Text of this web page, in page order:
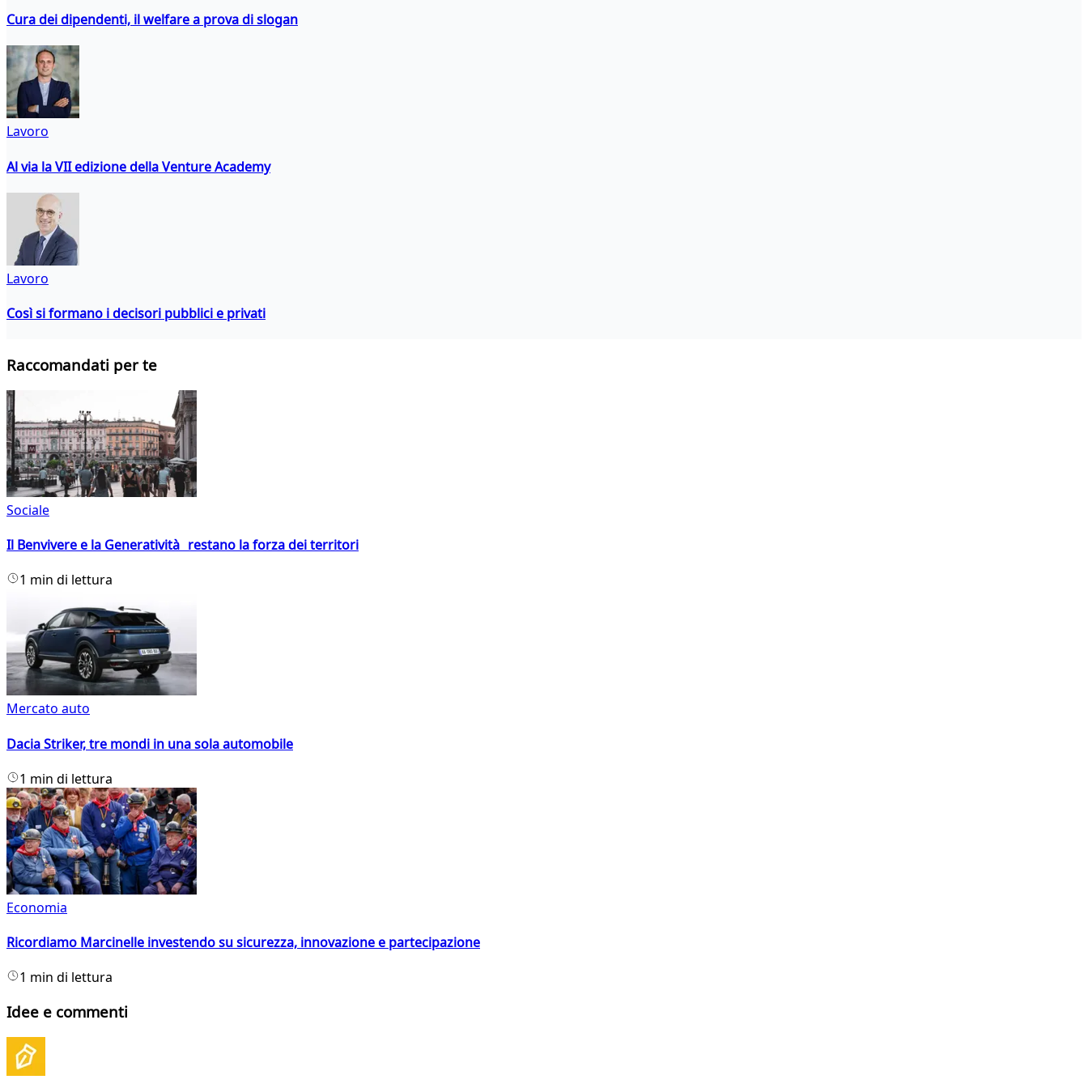
Cura dei dipendenti, il welfare a prova di slogan
Lavoro
Al via la VII edizione della Venture Academy
Lavoro
Così si formano i decisori pubblici e privati
Raccomandati per te
Sociale
Il Benvivere e la Generatività restano la forza dei territori
1 min di lettura
Mercato auto
Dacia Striker, tre mondi in una sola automobile
1 min di lettura
Economia
Ricordiamo Marcinelle investendo su sicurezza, innovazione e partecipazione
1 min di lettura
Idee e commenti